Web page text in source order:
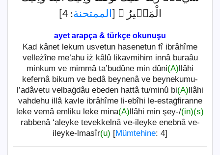
الْمَص۪يرُ ﴾ [ الممتحنة: 4]
ayet arapça & türkçe okunuşu
Kad kânet lekum usvetun hasenetun fî ibrâhîme
velleżîne me’ahu iż kâlû likavmihim innâ buraâu
minkum ve mimmâ ta’budûne min dûni(A)llâhi
kefernâ bikum ve bedâ beynenâ ve beynekumu-
l’adâvetu velbaġdâu ebeden hattâ tu/minû bi(A)llâhi
vahdehu illâ kavle ibrâhîme li-ebîhi le-estaġfiranne
leke vemâ emliku leke mina(A)llâhi min şey-/(in)(s)
rabbenâ ‘aleyke tevekkelnâ ve-ileyke enebnâ ve-
ileyke-lmasîr(u) [Mümtehine: 4]